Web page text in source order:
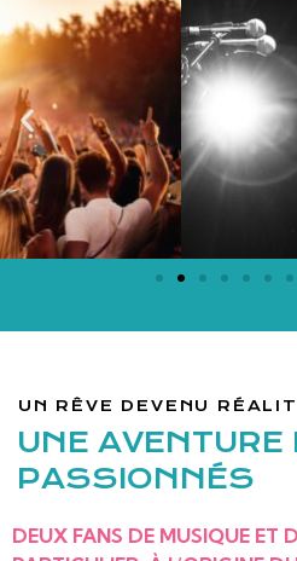
UN RÊVE DEVENU
UNE AVENTURE
PASSIONNÉS
DEUX FANS DE MUSIQUE ET